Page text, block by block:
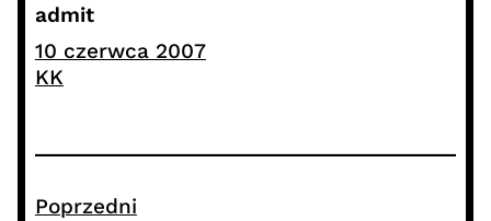
admit
10 czerwca 2007
KK
Poprzedni